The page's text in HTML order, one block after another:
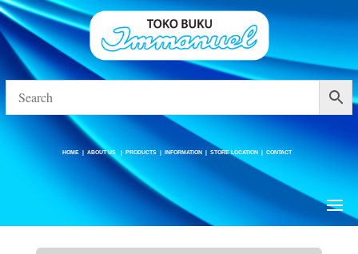
ABOUT US |STORE LOCATION
HOME |ABOUT US |PRODUCTS |INFORMATION |STORE LOCATION |CONTACT
Buku/Book